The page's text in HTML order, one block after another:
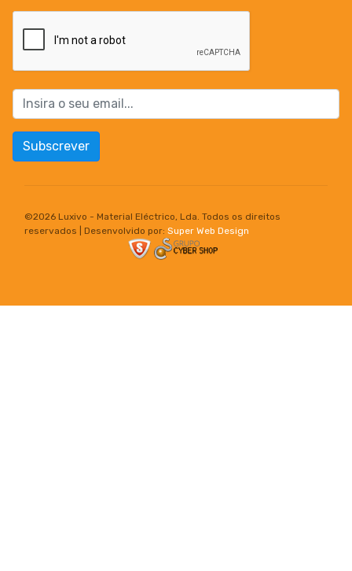
Subscrever
©2026 Luxivo - Material Eléctrico, Lda. Todos os direitos
reservados | Desenvolvido por: Super Web Design